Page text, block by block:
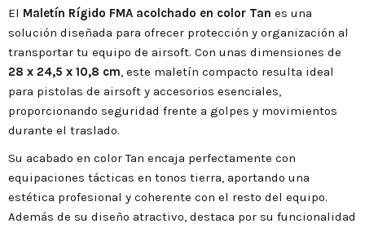
El Maletín Rígido FMA acolchado en color Tan es una
solución diseñada para ofrecer protección y organización al
transportar tu equipo de airsoft. Con unas dimensiones de
28 x 24,5 x 10,8 cm, este maletín compacto resulta ideal
para pistolas de airsoft y accesorios esenciales,
proporcionando seguridad frente a golpes y movimientos
durante el traslado.
Su acabado en color Tan encaja perfectamente con
equipaciones tácticas en tonos tierra, aportando una
estética profesional y coherente con el resto del equipo.
Además de su diseño atractivo, destaca por su funcionalidad